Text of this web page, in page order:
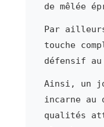
de mêlée
Par
touche
défensif
Ainsi, un
incarne au
qualités